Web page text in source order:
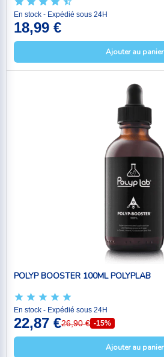
En stock - Expédié sous 24H
18,99 €
Ajouter au panier
POLYP BOOSTER 100ML POLYPLAB
En stock - Expédié sous 24H
22,87 €26,90 € -15%
Ajouter au panier